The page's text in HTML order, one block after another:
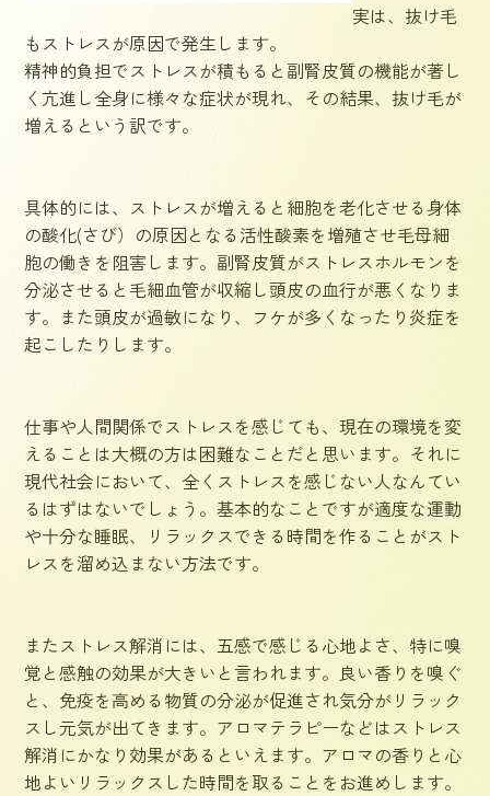
実は、抜け毛
もストレスが原因で発生します。
精神的負担でストレスが積もると副腎皮質の機能が著し
く亢進し全身に様々な症状が現れ、その結果、抜け毛が
増えるという訳です。
具体的には、ストレスが増えると細胞を老化させる身体
の酸化(さび）の原因となる活性酸素を増殖させ毛母細
胞の働きを阻害します。副腎皮質がストレスホルモンを
分泌させると毛細血管が収縮し頭皮の血行が悪くなりま
す。また頭皮が過敏になり、フケが多くなったり炎症を
起こしたりします。
仕事や人間関係でストレスを感じても、現在の環境を変
えることは大概の方は困難なことだと思います。それに
現代社会において、全くストレスを感じない人なんてい
るはずはないでしょう。基本的なことですが適度な運動
や十分な睡眠、リラックスできる時間を作ることがスト
レスを溜め込まない方法です。
またストレス解消には、五感で感じる心地よさ、特に嗅
覚と感触の効果が大きいと言われます。良い香りを嗅ぐ
と、免疫を高める物質の分泌が促進され気分がリラック
スし元気が出てきます。アロマテラピーなどはストレス
解消にかなり効果があるといえます。アロマの香りと心
地よいリラックスした時間を取ることをお進めします。